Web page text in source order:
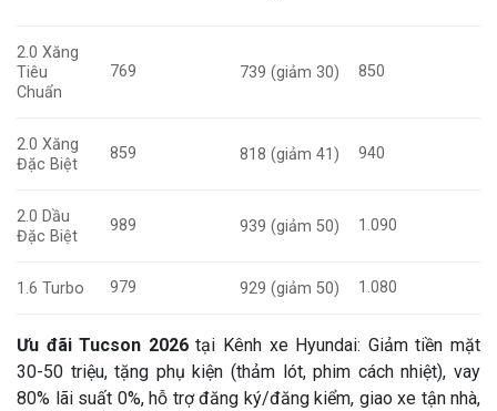
2.0 Xăng
Tiêu
Chuẩn
769 739 (giảm 30) 850
2.0 Xăng
Đặc Biệt
859 818 (giảm 41) 940
2.0 Dầu
Đặc Biệt
989 939 (giảm 50) 1.090
1.6 Turbo 979 929 (giảm 50) 1.080
Ưu đãi Tucson 2026tại Kênh xe Hyundai: Giảm tiền mặt
30-50 triệu, tặng phụ kiện (thảm lót, phim cách nhiệt), vay
80% lãi suất 0%, hỗ trợ đăng ký/đăng kiểm, giao xe tận nhà,